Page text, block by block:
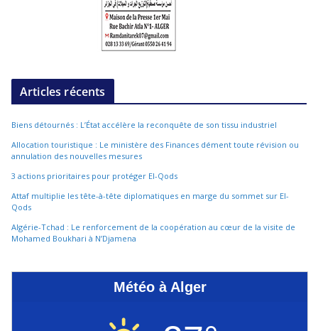
Articles récents
Biens détournés : L’État accélère la reconquête de son tissu industriel
Allocation touristique : Le ministère des Finances dément toute révision ou
annulation des nouvelles mesures
3 actions prioritaires pour protéger El-Qods
Attaf multiplie les tête-à-tête diplomatiques en marge du sommet sur El-
Qods
Algérie-Tchad : Le renforcement de la coopération au cœur de la visite de
Mohamed Boukhari à N’Djamena
Météo à Alger